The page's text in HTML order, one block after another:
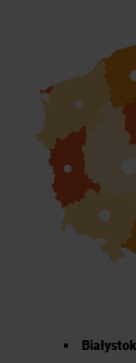
Białystok